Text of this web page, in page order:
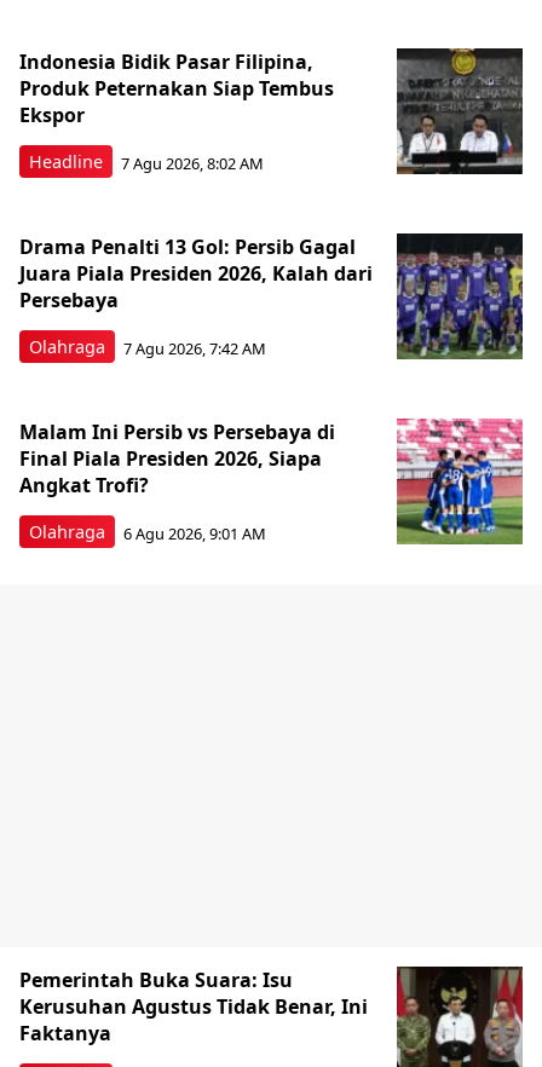
Headline
Indonesia Bidik Pasar Filipina,
Produk Peternakan Siap Tembus
Ekspor
7 Agu 2026, 8:02 AM
Olahraga
Drama Penalti 13 Gol: Persib Gagal
Juara Piala Presiden 2026, Kalah dari
Persebaya
7 Agu 2026, 7:42 AM
Olahraga
Malam Ini Persib vs Persebaya di
Final Piala Presiden 2026, Siapa
Angkat Trofi?
6 Agu 2026, 9:01 AM
Pemerintah Buka Suara: Isu
Kerusuhan Agustus Tidak Benar, Ini
Faktanya